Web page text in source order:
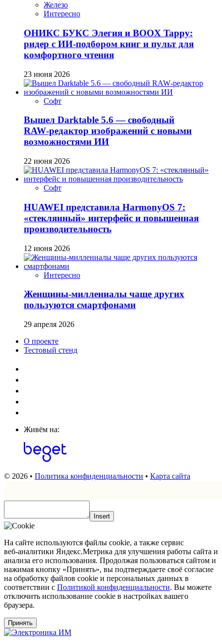
Железо
Интересно
ОНИКС БУКС Элегия и BOOX Tappy:
ридер с ИИ-подбором книг и пульт для
комфортного чтения
23 июня 2026
Софт
Вышел Darktable 5.6 — свободный
RAW‑редактор изображений с новыми
возможностями ИИ
22 июня 2026
Софт
HUAWEI представила HarmonyOS 7:
«стеклянный» интерфейс и повышенная
производительность
12 июня 2026
Интересно
Женщины-миллениалы чаще других
пользуются смартфонами
29 апреля 2026
О проекте
Тестовый стенд
Живём на:
© 2026 • Политика конфиденциальности • Карта сайта
Insert
На сайте используются файлы cookie, а также сервис
веб‑аналитики Яндекс.Метрика для улучшения работы сайта и
анализа его использования. Продолжая пользоваться сайтом и
нажимая кнопку «Принять», вы подтверждаете своё согласие
на обработку файлов cookie и персональных данных в
соответствии с Политикой конфиденциальности. Вы можете
отключить использование cookie в настройках вашего
браузера.
Принять